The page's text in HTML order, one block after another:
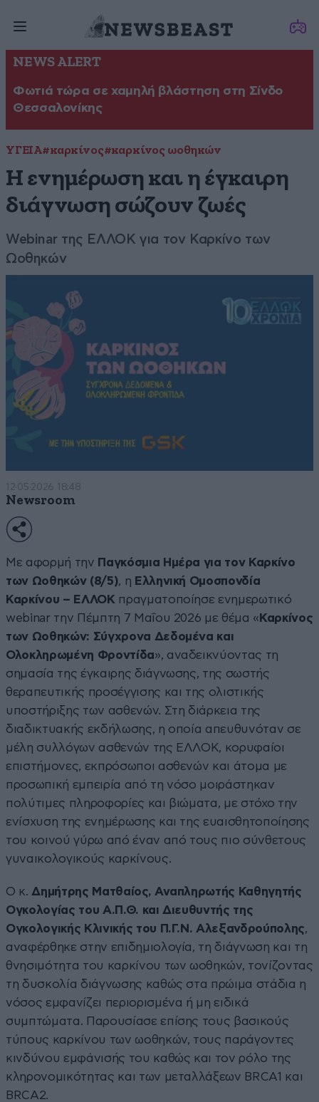
NEWS ALERT
Φωτιά τώρα σε χαμηλή βλάστηση στη Σίνδο
Θεσσαλονίκης
ΥΓΕΙΑ#καρκίνος#καρκίνος ωοθηκών
Η ενημέρωση και η έγκαιρη
διάγνωση σώζουν ζωές
Webinar της ΕΛΛΟΚ για τον Καρκίνο των
Ωοθηκών
12·05·2026 18:48
Newsroom
Με αφορμή την Παγκόσμια Ημέρα για τον Καρκίνο
των Ωοθηκών (8/5), η Ελληνική Ομοσπονδία
Καρκίνου – ΕΛΛΟΚ πραγματοποίησε ενημερωτικό
webinar την Πέμπτη 7 Μαΐου 2026 με θέμα « Καρκίνος
των Ωοθηκών: Σύγχρονα Δεδομένα και
Ολοκληρωμένη Φροντίδα», αναδεικνύοντας τη
σημασία της έγκαιρης διάγνωσης, της σωστής
θεραπευτικής προσέγγισης και της ολιστικής
υποστήριξης των ασθενών. Στη διάρκεια της
διαδικτυακής εκδήλωσης, η οποία απευθυνόταν σε
μέλη συλλόγων ασθενών της ΕΛΛΟΚ, κορυφαίοι
επιστήμονες, εκπρόσωποι ασθενών και άτομα με
προσωπική εμπειρία από τη νόσο μοιράστηκαν
πολύτιμες πληροφορίες και βιώματα, με στόχο την
ενίσχυση της ενημέρωσης και της ευαισθητοποίησης
του κοινού γύρω από έναν από τους πιο σύνθετους
γυναικολογικούς καρκίνους.
Ο κ. Δημήτρης Ματθαίος, Αναπληρωτής Καθηγητής
Ογκολογίας του Α.Π.Θ. και Διευθυντής της
Ογκολογικής Κλινικής του Π.Γ.Ν. Αλεξανδρούπολης,
αναφέρθηκε στην επιδημιολογία, τη διάγνωση και τη
θνησιμότητα του καρκίνου των ωοθηκών, τονίζοντας
τη δυσκολία διάγνωσης καθώς στα πρώιμα στάδια η
νόσος εμφανίζει περιορισμένα ή μη ειδικά
συμπτώματα. Παρουσίασε επίσης τους βασικούς
τύπους καρκίνου των ωοθηκών, τους παράγοντες
κινδύνου εμφάνισής του καθώς και τον ρόλο της
κληρονομικότητας και των μεταλλάξεων BRCA1 και
BRCA2.